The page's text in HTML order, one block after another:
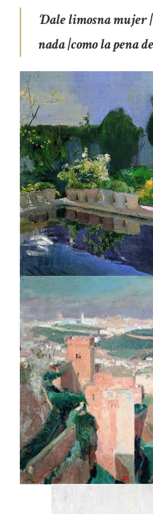
‘Dale limosna mujer |
nada |como la pena